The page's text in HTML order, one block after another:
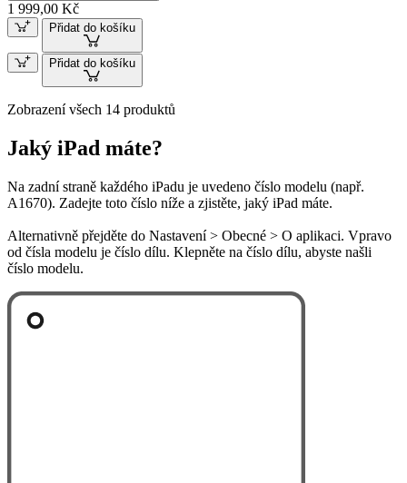
1 999,00 Kč
Přidat do košíku
Přidat do košíku
Zobrazení všech 14 produktů
Jaký iPad máte?
Na zadní straně každého iPadu je uvedeno číslo modelu (např.
A1670). Zadejte toto číslo níže a zjistěte, jaký iPad máte.
Alternativně přejděte do Nastavení > Obecné > O aplikaci. Vpravo
od čísla modelu je číslo dílu. Klepněte na číslo dílu, abyste našli
číslo modelu.